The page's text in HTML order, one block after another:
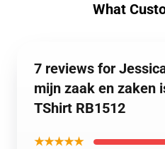
What
7 reviews for
mijn zaak en zaken
TShirt RB1512
★★★★★